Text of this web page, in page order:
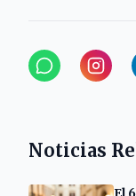
Noticias